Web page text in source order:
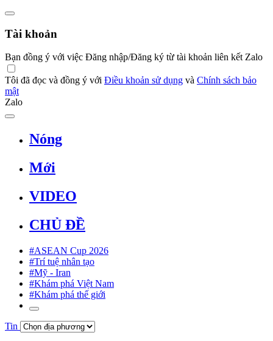
Tài khoản
Bạn đồng ý với việc Đăng nhập/Đăng ký từ tài khoản liên kết Zalo
Tôi đã đọc và đồng ý với Điều khoản sử dụng và Chính sách bảo
mật
Zalo
Nóng
Mới
VIDEO
CHỦ ĐỀ
#ASEAN Cup 2026
#Trí tuệ nhân tạo
#Mỹ - Iran
#Khám phá Việt Nam
#Khám phá thế giới
Tin